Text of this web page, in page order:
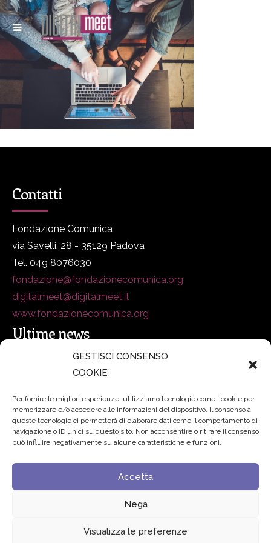
GESTISCI CONSENSO
COOKIE
Per fornire le migliori esperienze, utilizziamo tecnologie come i cookie per
memorizzare e/o accedere alle informazioni del dispositivo. Il consenso a
queste tecnologie ci permetterà di elaborare dati come il comportamento di
navigazione o ID unici su questo sito. Non acconsentire o ritirare il consenso
può influire negativamente su alcune caratteristiche e funzioni.
Accetta
Nega
Visualizza le preferenze
Contatti
Fondazione Comunica
via Savelli, 28 - 35129 Padova
Tel. 049 8076030
fondazione@fondazionecomunica.org
digitalmeet@digitalmeet.it
www.fondazionecomunica.org
Ultime news
secsolutionforum 2026: è Bologna la nuova capitale
Padre Benanti: «Intelligenza artificiale? Contro i nuovi
algoritmi del potere serve una governance condivisa»
Edvance – Digital Education Hub Higher Education